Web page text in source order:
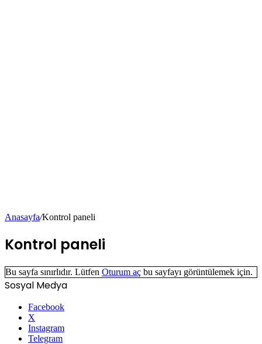
Anasayfa/Kontrol paneli
Kontrol paneli
Bu sayfa sınırlıdır. Lütfen Oturum aç bu sayfayı görüntülemek için.
Sosyal Medya
Facebook
X
Instagram
Telegram